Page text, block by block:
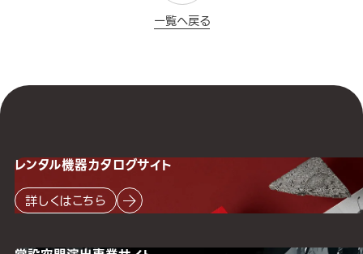
一覧へ戻る
レンタル機器カタログサイト
詳しくはこちら